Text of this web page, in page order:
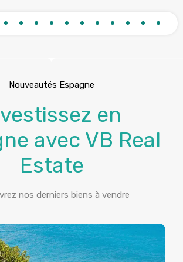
Nouveautés Espagne
en
avec VB Real
Estate
nos derniers biens à vendre